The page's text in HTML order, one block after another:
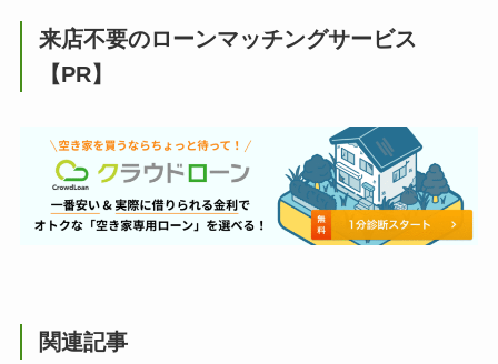
来店不要のローンマッチングサービス
【PR】
関連記事